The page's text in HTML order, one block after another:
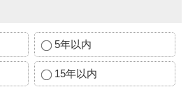
5年以内
15年以内